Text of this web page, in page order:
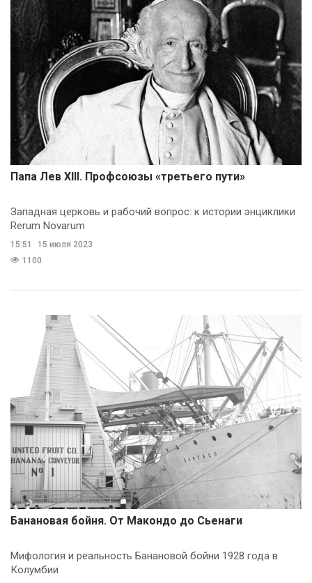
Папа Лев XIII. Профсоюзы «третьего пути»
Западная церковь и рабочий вопрос: к истории энциклики
Rerum Novarum
15:51
15 июля 2023
1100
Банановая бойня. От Макондо до Сьенаги
Мифология и реальность Банановой бойни 1928 года в
Колумбии